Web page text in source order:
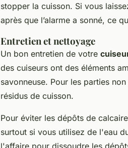
stopper la cuisson. Si vous
après que l’alarme a sonné, ce
Entretien et nettoyage
Un bon entretien de votre
des cuiseurs ont des éléments
savonneuse. Pour les parties
résidus de cuisson.
Pour éviter les dépôts de
surtout si vous utilisez de l'eau
l'affaire pour dissoudre les